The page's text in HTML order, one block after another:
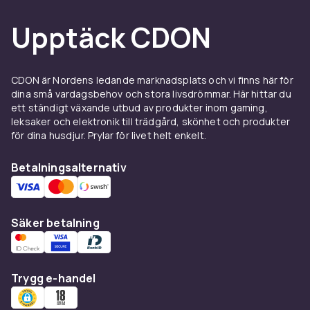
hygien och hållbarhet
Vatten som blir kvar efter sköljningen förkortar
hållbarheten och gynnar bakterietillväxt.
Genom att slunga eller torka salladen direkt
efter tvätten håller den sig fräsch längre i
kylen, tar åt sig dressing bättre och ger ett
proffsigare resultat på tallriken. Bra rutiner för
viktig del av egenkontrollen i verksamheter
som hanterar mat.
Mer utrustning till köket
Komplettera gärna med
och servering. Med en
du enkelt råvarorna genom köket. För
Upptäck CDON
CDON är Nordens ledande marknadsplats och vi finns här för
dina små vardagsbehov och stora livsdrömmar. Här hittar du
ett ständigt växande utbud av produkter inom gaming,
leksaker och elektronik till trädgård, skönhet och produkter
för dina husdjur. Prylar för livet helt enkelt.
Betalningsalternativ
Säker betalning
Trygg e-handel